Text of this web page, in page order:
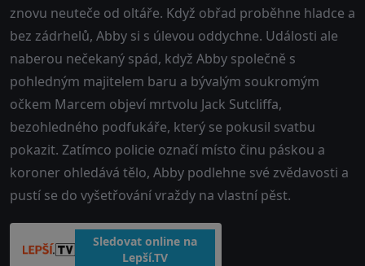
znovu neuteče od oltáře. Když obřad proběhne hladce a
bez zádrhelů, Abby si s úlevou oddychne. Události ale
naberou nečekaný spád, když Abby společně s
pohledným majitelem baru a bývalým soukromým
očkem Marcem objeví mrtvolu Jack Sutcliffa,
bezohledného podfukáře, který se pokusil svatbu
pokazit. Zatímco policie označí místo činu páskou a
koroner ohledává tělo, Abby podlehne své zvědavosti a
pustí se do vyšetřování vraždy na vlastní pěst.
Sledovat online na
Lepší.TV